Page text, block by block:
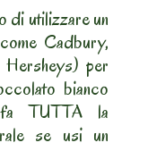
di utilizzare un
Cadbury,
per
bianco
fa TUTTA la
se usi un